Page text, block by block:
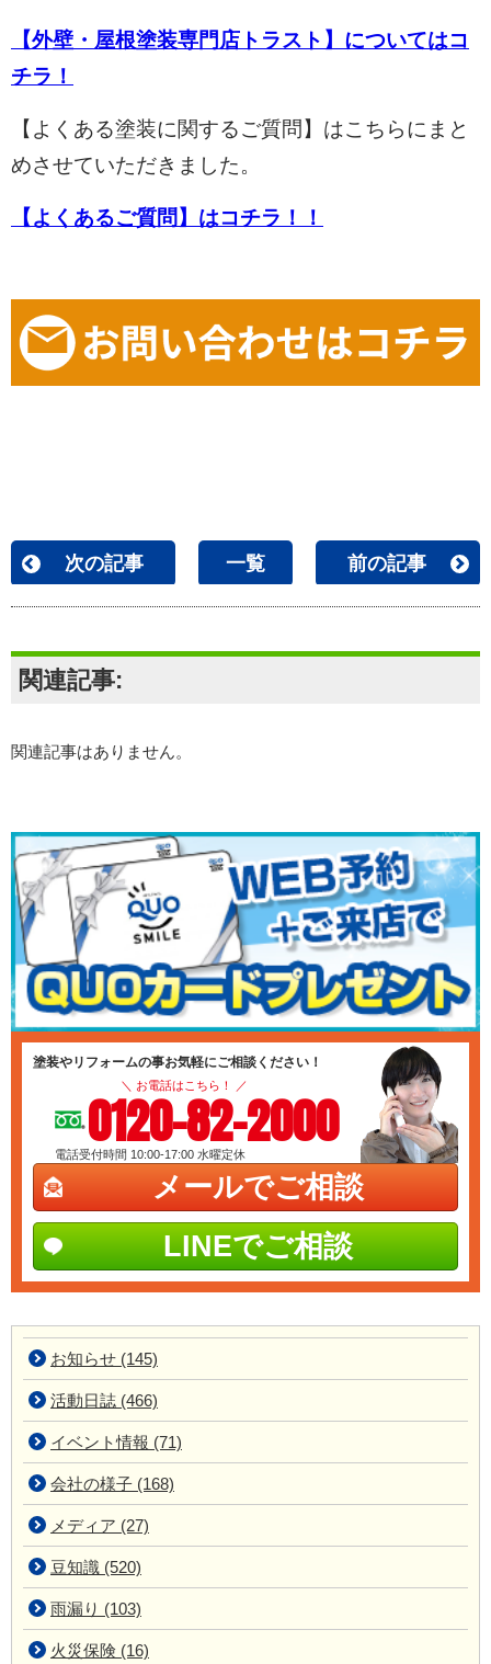
【外壁・屋根塗装専門店トラスト】についてはコ
チラ！
【よくある塗装に関するご質問】はこちらにまと
めさせていただきました。
【よくあるご質問】はコチラ！！
次の記事 一覧 前の記事
関連記事:
関連記事はありません。
塗装やリフォームの事お気軽にご相談ください！
＼ お電話はこちら！ ／
0120-82-2000
電話受付時間 10:00-17:00 水曜定休
メールでご相談
LINEでご相談
お知らせ (145)
活動日誌 (466)
イベント情報 (71)
会社の様子 (168)
メディア (27)
豆知識 (520)
雨漏り (103)
火災保険 (16)